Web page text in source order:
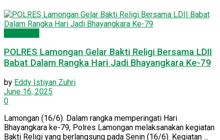
POLRES Lamongan Gelar Bakti Religi Bersama LDII
Babat Dalam Rangka Hari Jadi Bhayangkara Ke-79
by Eddy Istiyan Zuhri
June 16, 2025
0
Lamongan (16/6). Dalam rangka memperingati Hari
Bhayangkara ke-79, Polres Lamongan melaksanakan kegiatan
Bakti Religi yang berlangsung pada Senin (16/6). Kegiatan ...